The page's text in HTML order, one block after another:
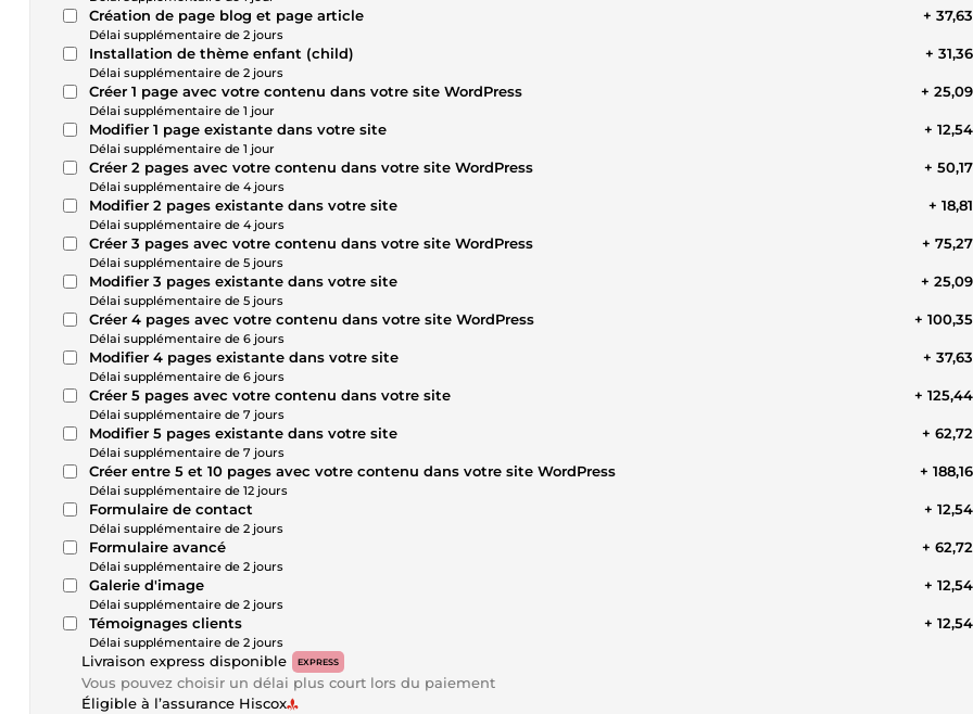
Création de page blog et page article
Délai supplémentaire de 2 jours
+
Installation de thème enfant (child)
Délai supplémentaire de 2 jours
+
Créer 1 page avec votre contenu dans votre site WordPress
Délai supplémentaire de 1 jour
+
Modifier 1 page existante dans votre site
Délai supplémentaire de 1 jour
+
Créer 2 pages avec votre contenu dans votre site WordPress
Délai supplémentaire de 4 jours
+
Modifier 2 pages existante dans votre site
Délai supplémentaire de 4 jours
+
Créer 3 pages avec votre contenu dans votre site WordPress
Délai supplémentaire de 5 jours
+
Modifier 3 pages existante dans votre site
Délai supplémentaire de 5 jours
+
Créer 4 pages avec votre contenu dans votre site WordPress
Délai supplémentaire de 6 jours
+
Modifier 4 pages existante dans votre site
Délai supplémentaire de 6 jours
+
Créer 5 pages avec votre contenu dans votre site
Délai supplémentaire de 7 jours
+
Modifier 5 pages existante dans votre site
Délai supplémentaire de 7 jours
+
Créer entre 5 et 10 pages avec votre contenu dans votre site WordPress
Délai supplémentaire de 12 jours
+
Formulaire de contact
Délai supplémentaire de 2 jours
+
Formulaire avancé
Délai supplémentaire de 2 jours
+
Galerie d'image
Délai supplémentaire de 2 jours
+
Témoignages clients
Délai supplémentaire de 2 jours
+
Livraison express disponible EXPRESS
Vous pouvez choisir un délai plus court lors du paiement
Éligible à l’assurance Hiscox